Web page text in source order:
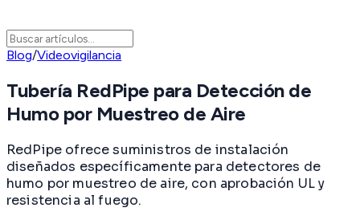
Blog/Videovigilancia
Tubería RedPipe para Detección de
Humo por Muestreo de Aire
RedPipe ofrece suministros de instalación
diseñados específicamente para detectores de
humo por muestreo de aire, con aprobación UL y
resistencia al fuego.